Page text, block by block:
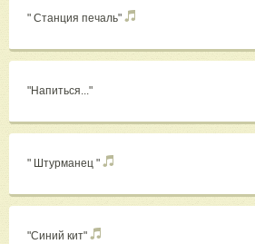
" Станция печаль"
"Напиться..."
" Штурманец "
"Синий кит"